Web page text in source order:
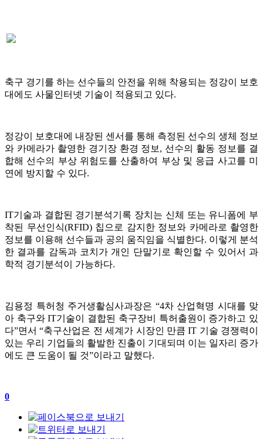
축구 경기를 하는 선수들의 안전을 위해 착용되는 정강이 보호
대에도 사물인터넷 기술이 적용되고 있다.
정강이 보호대에 내장된 센서를 통해 측정된 선수의 생체 정보
와 카메라가 촬영한 경기장 환경 정보, 선수의 활동 정보를 결
합해 선수의 부상 위험도를 산출하여 부상 및 응급 사고를 미
연에 방지할 수 있다.
IT기술과 결합된 경기분석기록 장치는 신체 또는 유니폼에 부
착된 무선인식(RFID) 칩으로 감지한 정보와 카메라로 촬영한
정보를 이용해 선수들과 공의 움직임을 식별한다. 이렇게 분석
한 결과를 감독과 코치가 개인 단말기로 확인할 수 있어서 과
학적 경기분석이 가능하다.
김용정 특허청 주거생활심사과장은 “4차 산업혁명 시대를 맞
아 축구와 IT기술이 결합된 축구장비 특허출원이 증가하고 있
다”면서 “축구산업은 전 세계가 시장인 만큼 IT 기술 경쟁력이
있는 우리 기업들의 활발한 진출이 기대되며 이는 일자리 증가
에도 큰 도움이 될 것”이라고 말했다.
0